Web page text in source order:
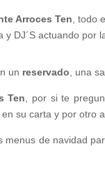
Arroces Ten , todo
y DJ´S actuando por
un reservado , una
Ten , por si te
su carta y por otro
menus de navidad